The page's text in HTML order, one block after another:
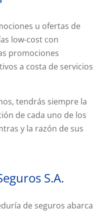
u ofertas de
low-cost con
promociones
a costa de servicios
tendrás siempre la
de cada uno de los
y la razón de sus
S.A.
de seguros abarca